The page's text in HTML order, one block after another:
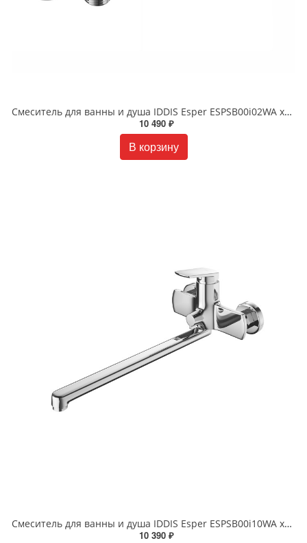
Смеситель для ванны и душа IDDIS Esper ESPSB00i02WA хром
10 490 ₽
В корзину
Смеситель для ванны и душа IDDIS Esper ESPSB00i10WA хром
10 390 ₽